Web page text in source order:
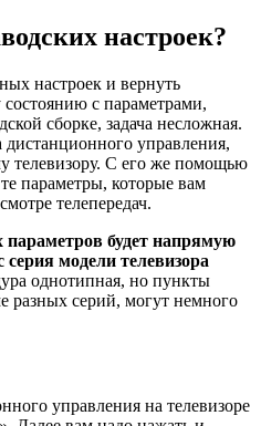
настроек?
настроек и вернуть
состоянию с параметрами,
сборке, задача несложная.
управления,
телевизору. С его же помощью
параметры, которые вам
телепередач.
будет напрямую
серия модели телевизора
однотипная, но пункты
разных серий, могут немного
управления на телевизоре